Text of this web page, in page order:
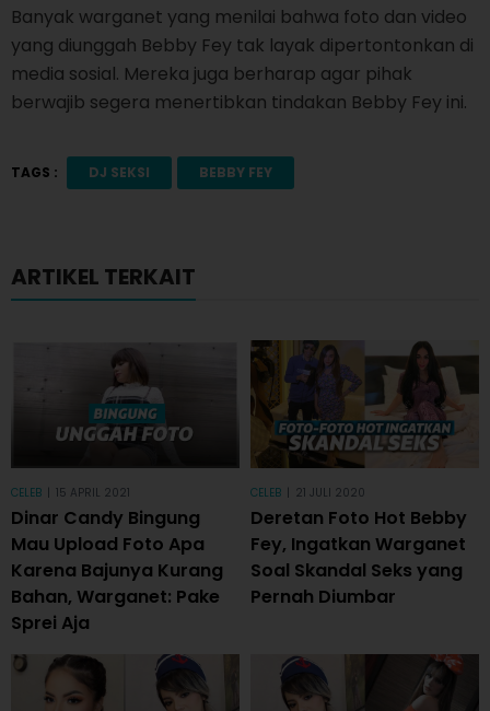
Banyak warganet yang menilai bahwa foto dan video
yang diunggah Bebby Fey tak layak dipertontonkan di
media sosial. Mereka juga berharap agar pihak
berwajib segera menertibkan tindakan Bebby Fey ini.
TAGS : DJ SEKSI BEBBY FEY
ARTIKEL TERKAIT
CELEB 15 APRIL 2021
Dinar Candy Bingung
Mau Upload Foto Apa
Karena Bajunya Kurang
Bahan, Warganet: Pake
Sprei Aja
CELEB 21 JULI 2020
Deretan Foto Hot Bebby
Fey, Ingatkan Warganet
Soal Skandal Seks yang
Pernah Diumbar